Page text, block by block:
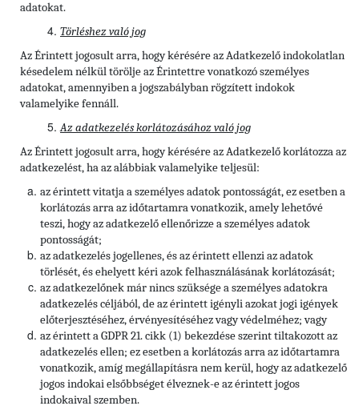
adatokat.
Törléshez való jog
Az Érintettjogosult arra, hogy kérésére az Adatkezelő indokolatlan
késedelem nélkül törölje az Érintettre vonatkozó személyes
adatokat, amennyiben a jogszabályban rögzített indokok
valamelyike fennáll.
Az adatkezelés korlátozásához való jog
Az Érintett jogosult arra, hogy kérésére az Adatkezelő korlátozza az
adatkezelést, ha az alábbiak valamelyike teljesül:
az érintett vitatja a személyes adatok pontosságát, ez esetben a
korlátozás arra az időtartamra vonatkozik, amely lehetővé
teszi, hogy az adatkezelő ellenőrizze a személyes adatok
pontosságát;
az adatkezelés jogellenes, és az érintett ellenzi az adatok
törlését, és ehelyett kéri azok felhasználásának korlátozását;
az adatkezelőnek már nincs szüksége a személyes adatokra
adatkezelés céljából, de az érintett igényli azokat jogi igények
előterjesztéséhez, érvényesítéséhez vagy védelméhez; vagy
az érintett a GDPR 21. cikk (1) bekezdése szerint tiltakozott az
adatkezelés ellen; ez esetben a korlátozás arra az időtartamra
vonatkozik, amíg megállapításra nem kerül, hogy az adatkezelő
jogos indokai elsőbbséget élveznek-e az érintett jogos
indokaival szemben.